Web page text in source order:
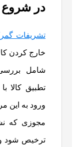
در شروع
تشریفات
خارج ‌کردن
شامل
تطبیق کالا
ورود به این
مجوزی که
ترخیص شود و